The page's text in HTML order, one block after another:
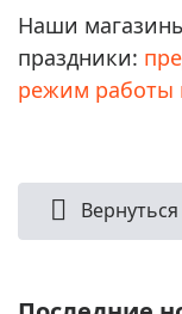
Наши
праздники:
режим работы